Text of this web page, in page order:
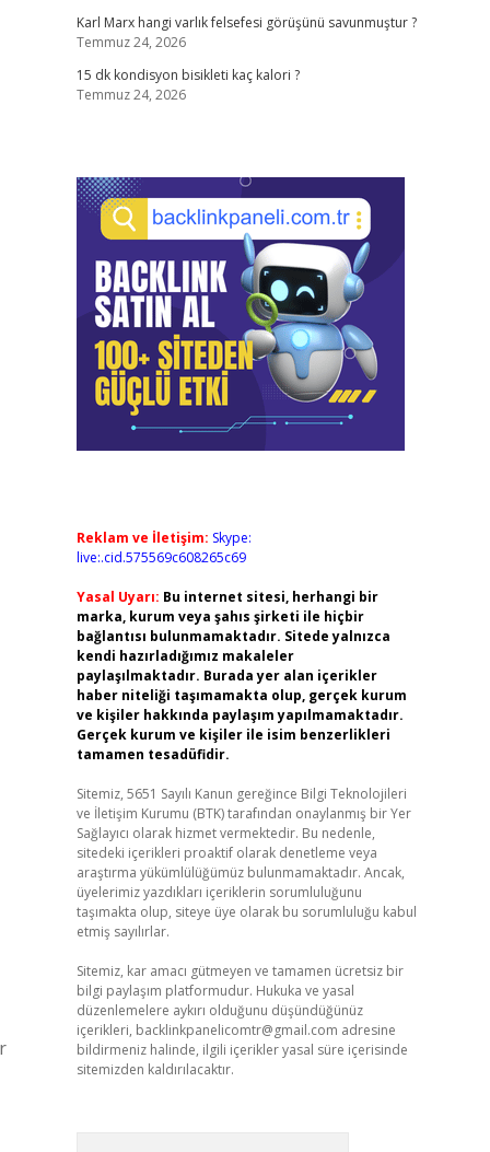
Karl Marx hangi varlık felsefesi görüşünü savunmuştur ?
Temmuz 24, 2026
15 dk kondisyon bisikleti kaç kalori ?
Temmuz 24, 2026
Reklam ve İletişim: Skype:
live:.cid.575569c608265c69
Yasal Uyarı: Bu internet sitesi, herhangi bir
marka, kurum veya şahıs şirketi ile hiçbir
bağlantısı bulunmamaktadır. Sitede yalnızca
kendi hazırladığımız makaleler
paylaşılmaktadır. Burada yer alan içerikler
haber niteliği taşımamakta olup, gerçek kurum
ve kişiler hakkında paylaşım yapılmamaktadır.
Gerçek kurum ve kişiler ile isim benzerlikleri
tamamen tesadüfidir.
Sitemiz, 5651 Sayılı Kanun gereğince Bilgi Teknolojileri
ve İletişim Kurumu (BTK) tarafından onaylanmış bir Yer
Sağlayıcı olarak hizmet vermektedir. Bu nedenle,
sitedeki içerikleri proaktif olarak denetleme veya
araştırma yükümlülüğümüz bulunmamaktadır. Ancak,
üyelerimiz yazdıkları içeriklerin sorumluluğunu
taşımakta olup, siteye üye olarak bu sorumluluğu kabul
etmiş sayılırlar.
Sitemiz, kar amacı gütmeyen ve tamamen ücretsiz bir
bilgi paylaşım platformudur. Hukuka ve yasal
düzenlemelere aykırı olduğunu düşündüğünüz
içerikleri, backlinkpanelicomtr@gmail.com adresine
bildirmeniz halinde, ilgili içerikler yasal süre içerisinde
sitemizden kaldırılacaktır.